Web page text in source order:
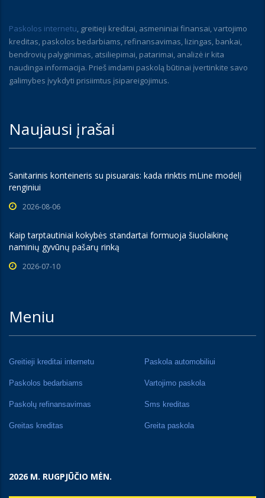
Paskolos internetu, greitieji kreditai, asmeniniai finansai, vartojimo
kreditas, paskolos bedarbiams, refinansavimas, lizingas, bankai,
bendrovių palyginimas, atsiliepimai, patarimai, analizė ir kita
naudinga informacija. Prieš imdami paskolą būtinai įvertinkite savo
galimybes įvykdyti prisiimtus įsipareigojimus.
Naujausi įrašai
Sanitarinis konteineris su pisuarais: kada rinktis mLine modelį
renginiui
2026-08-06
Kaip tarptautiniai kokybės standartai formuoja šiuolaikinę
naminių gyvūnų pašarų rinką
2026-07-10
Meniu
Greitieji kreditai internetu Paskola automobiliui
Paskolos bedarbiams Vartojimo paskola
Paskolų refinansavimas Sms kreditas
Greitas kreditas Greita paskola
2026 M. RUGPJŪČIO MĖN.